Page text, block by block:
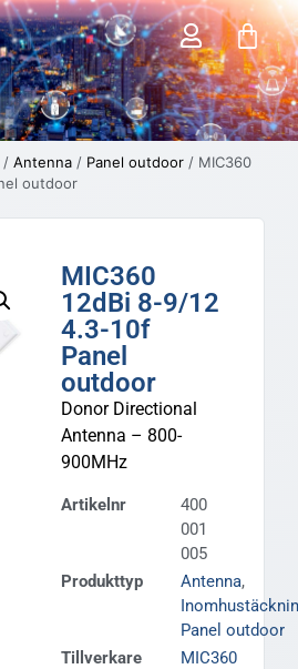
/ Antenna / Panel outdoor / MIC360
outdoor
MIC360
12dBi 8-9/12
4.3-10f
Panel
outdoor
Donor Directional
Antenna – 800-
900MHz
Artikelnr
400
001
005
Produkttyp
Antenna,
Panel outdoor
Tillverkare
MIC360